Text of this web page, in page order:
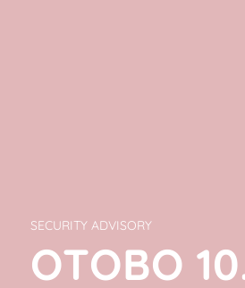
SECURITY ADVISORY
OTOBO